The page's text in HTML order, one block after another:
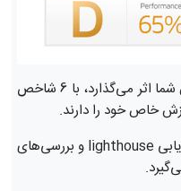
نمره عملکرد که بر رتبه جی تی متریکس شما اثر می‌گذارد، با 6 شاخص
خاص خود را دارند.
نمره ساختار وبسایت شما، بر اساس ارزیابی lighthouse و بررسی‌های